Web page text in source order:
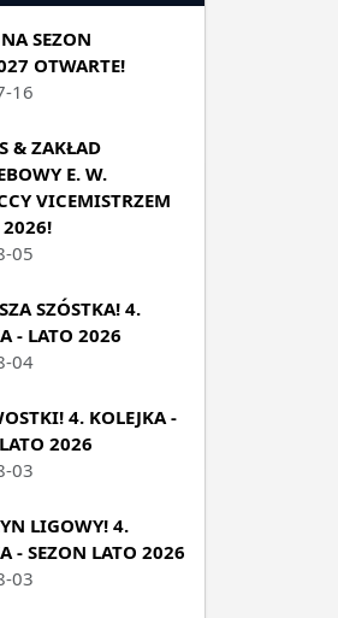
SEZON
OTWARTE!
16
& ZAKŁAD
E. W.
VICEMISTRZEM
2026!
05
SZÓSTKA! 4.
- LATO 2026
04
4. KOLEJKA -
2026
03
LIGOWY! 4.
- SEZON LATO 2026
03